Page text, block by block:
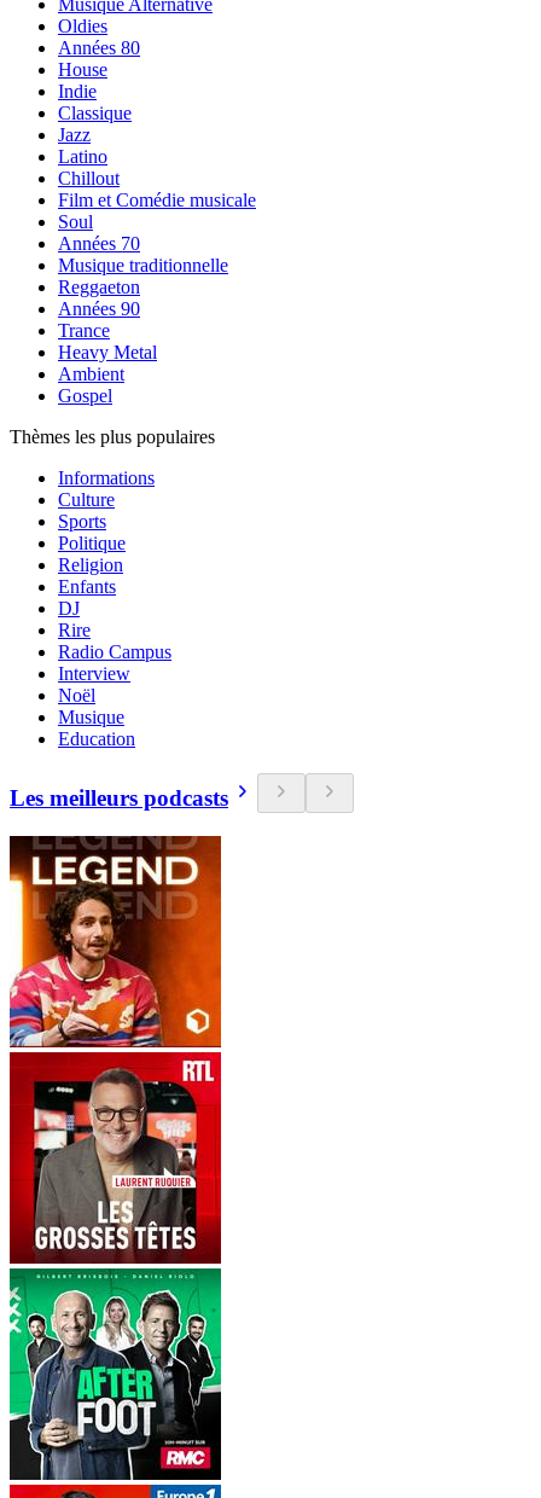
Musique Alternative
Oldies
Années 80
House
Indie
Classique
Jazz
Latino
Chillout
Film et Comédie musicale
Soul
Années 70
Musique traditionnelle
Reggaeton
Années 90
Trance
Heavy Metal
Ambient
Gospel
Thèmes les plus populaires
Informations
Culture
Sports
Politique
Religion
Enfants
DJ
Rire
Radio Campus
Interview
Noël
Musique
Education
Les meilleurs podcasts